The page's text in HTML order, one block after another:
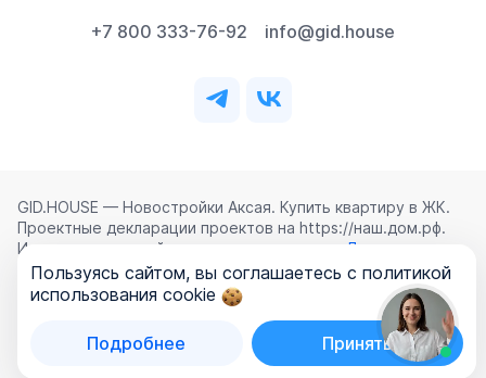
+7 800 333-76-92 info@gid.house
GID.HOUSE — Новостройки Аксая. Купить квартиру в ЖК.
Проектные декларации проектов на https://наш.дом.рф.
Использование сайта означает согласие с
Лицензионным
соглашением ,Политикой конфиденциальностии
Политикой обработки персональных данных
ООО «ГИД.ХАУЗ»
Пользуясь сайтом, вы соглашаетесь с политикой
использования cookie
Подробнее Принять